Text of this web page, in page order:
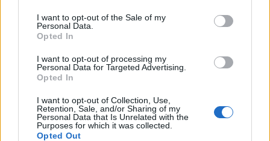
I want to opt-out of the Sale of my
Personal Data.
Opted In
I want to opt-out of processing my
Personal Data for Targeted Advertising.
Opted In
I want to opt-out of Collection, Use,
Retention, Sale, and/or Sharing of my
Personal Data that Is Unrelated with the
Purposes for which it was collected.
Opted Out
31 de juliol de 2026
Només 3 de cada 10 turistes visiten la
regió de l’Ebre durant juliol i agost
31 de juliol de 2026